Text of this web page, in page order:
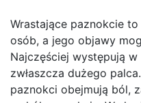
Wrastające paznokcie
osób, a jego objawy
Najczęściej występują
zwłaszcza dużego
paznokci obejmują ból,